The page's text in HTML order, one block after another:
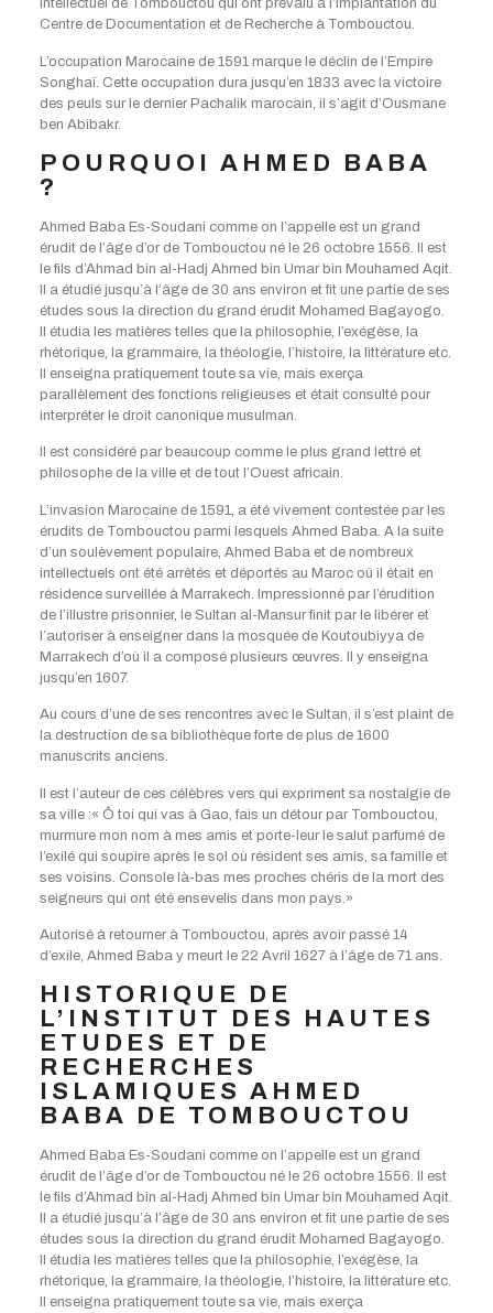
intellectuel de Tombouctou qui ont prévalu à l’implantation du
Centre de Documentation et de Recherche à Tombouctou.
L’occupation Marocaine de 1591 marque le déclin de l’Empire
Songhaï. Cette occupation dura jusqu’en 1833 avec la victoire
des peuls sur le dernier Pachalik marocain, il s’agit d’Ousmane
ben Abibakr.
POURQUOI AHMED BABA
?
Ahmed Baba Es-Soudani comme on l’appelle est un grand
érudit de l’âge d’or de Tombouctou né le 26 octobre 1556. Il est
le fils d’Ahmad bin al-Hadj Ahmed bin Umar bin Mouhamed Aqit.
Il a étudié jusqu’à l’âge de 30 ans environ et fit une partie de ses
études sous la direction du grand érudit Mohamed Bagayogo.
Il étudia les matières telles que la philosophie, l’exégèse, la
rhétorique, la grammaire, la théologie, l’histoire, la littérature etc.
Il enseigna pratiquement toute sa vie, mais exerça
parallèlement des fonctions religieuses et était consulté pour
interpréter le droit canonique musulman.
Il est considéré par beaucoup comme le plus grand lettré et
philosophe de la ville et de tout l’Ouest africain.
L’invasion Marocaine de 1591, a été vivement contestée par les
érudits de Tombouctou parmi lesquels Ahmed Baba. A la suite
d’un soulèvement populaire, Ahmed Baba et de nombreux
intellectuels ont été arrêtés et déportés au Maroc où il était en
résidence surveillée à Marrakech. Impressionné par l’érudition
de l’illustre prisonnier, le Sultan al-Mansur finit par le libérer et
l’autoriser à enseigner dans la mosquée de Koutoubiyya de
Marrakech d’où il a composé plusieurs œuvres. Il y enseigna
jusqu’en 1607.
Au cours d’une de ses rencontres avec le Sultan, il s’est plaint de
la destruction de sa bibliothèque forte de plus de 1600
manuscrits anciens.
Il est l’auteur de ces célèbres vers qui expriment sa nostalgie de
sa ville :« Ô toi qui vas à Gao, fais un détour par Tombouctou,
murmure mon nom à mes amis et porte-leur le salut parfumé de
l’exilé qui soupire après le sol où résident ses amis, sa famille et
ses voisins. Console là-bas mes proches chéris de la mort des
seigneurs qui ont été ensevelis dans mon pays.»
Autorisé à retourner à Tombouctou, après avoir passé 14
d’exile, Ahmed Baba y meurt le 22 Avril 1627 à l’âge de 71 ans.
HISTORIQUE DE
L’INSTITUT DES HAUTES
ETUDES ET DE
RECHERCHES
ISLAMIQUES AHMED
BABA DE TOMBOUCTOU
Ahmed Baba Es-Soudani comme on l’appelle est un grand
érudit de l’âge d’or de Tombouctou né le 26 octobre 1556. Il est
le fils d’Ahmad bin al-Hadj Ahmed bin Umar bin Mouhamed Aqit.
Il a étudié jusqu’à l’âge de 30 ans environ et fit une partie de ses
études sous la direction du grand érudit Mohamed Bagayogo.
Il étudia les matières telles que la philosophie, l’exégèse, la
rhétorique, la grammaire, la théologie, l’histoire, la littérature etc.
Il enseigna pratiquement toute sa vie, mais exerça